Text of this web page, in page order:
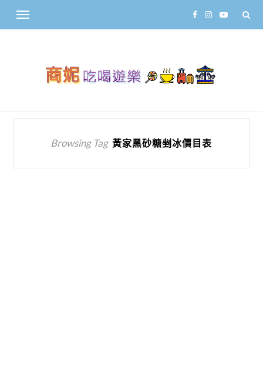
Browsing Tag 黃家黑砂糖剉冰價目表